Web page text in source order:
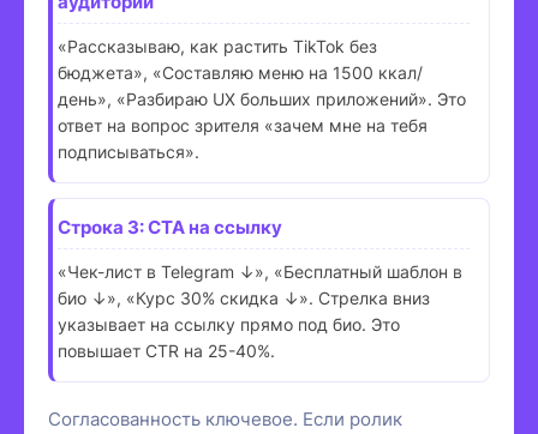
«Рассказываю, как растить TikTok без
бюджета», «Составляю меню на 1500 ккал/
день», «Разбираю UX больших приложений». Это
ответ на вопрос зрителя «зачем мне на тебя
подписываться».
Строка 3: CTA на ссылку
«Чек-лист в Telegram ↓», «Бесплатный шаблон в
био ↓», «Курс 30% скидка ↓». Стрелка вниз
указывает на ссылку прямо под био. Это
повышает CTR на 25-40%.
Согласованность ключевое. Если ролик